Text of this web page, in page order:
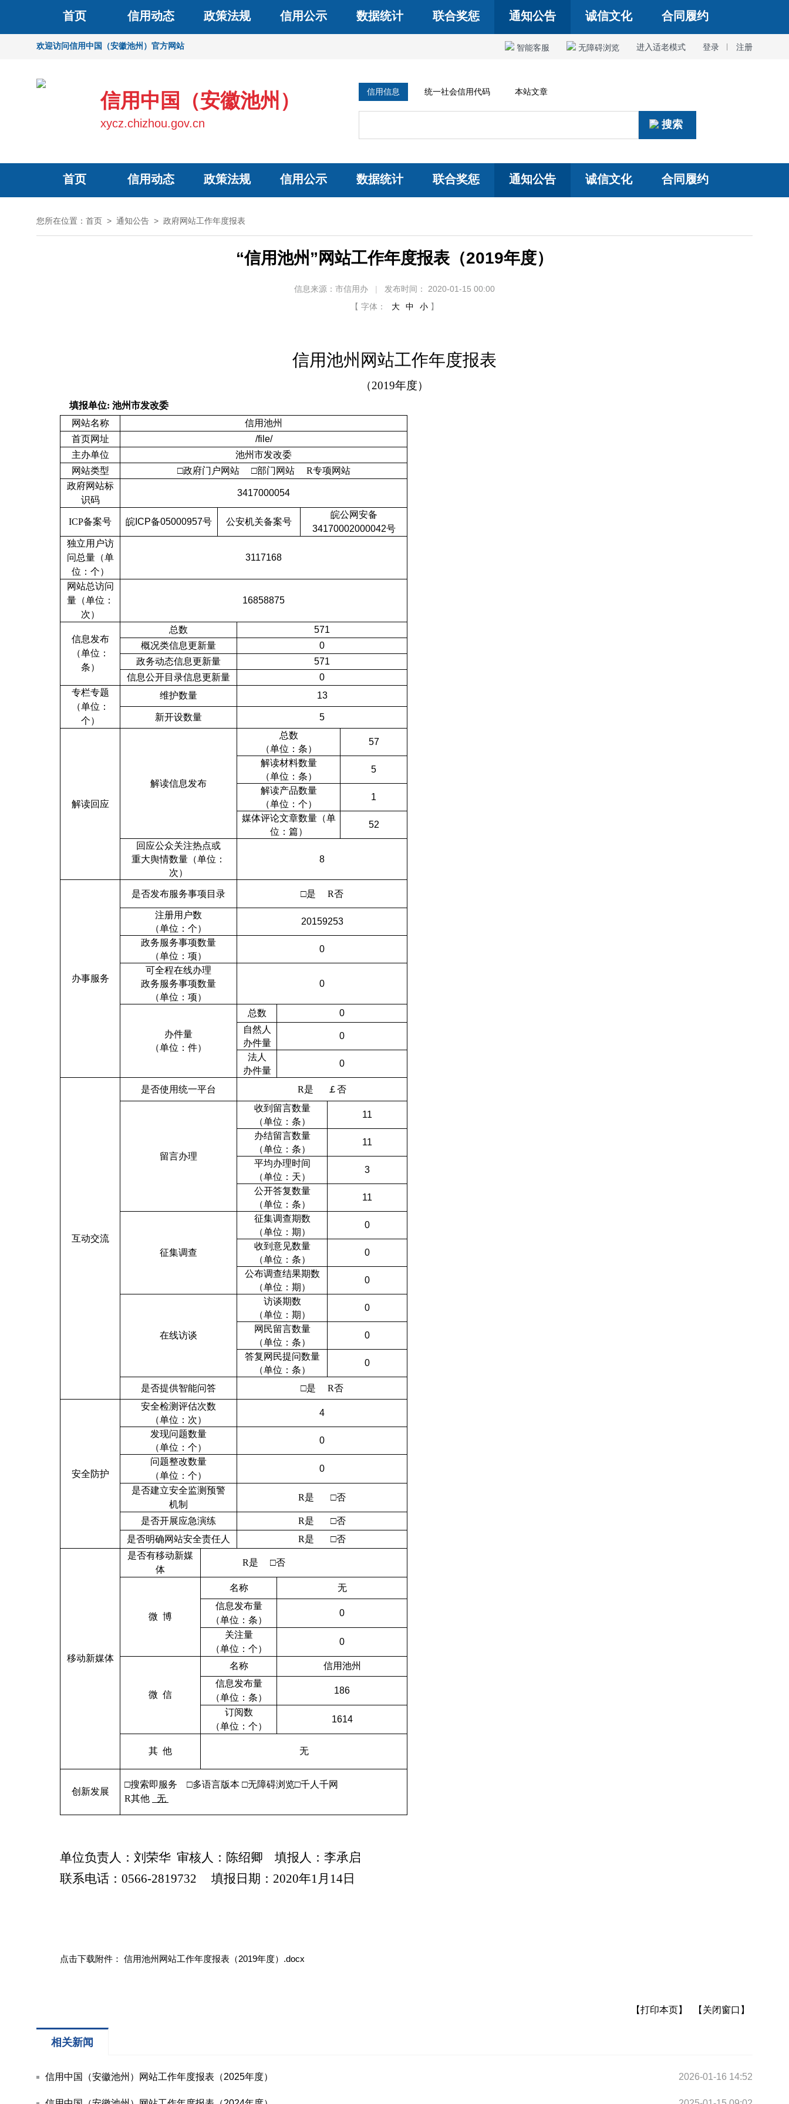
首页 信用动态 政策法规 信用公示 数据统计 联合奖惩 通知公告 诚信文化 合同履约
欢迎访问信用中国（安徽池州）官方网站 智能客服 无障碍浏览 进入适老模式 登录 注册
信用中国（安徽池州）
xycz.chizhou.gov.cn
信用信息 统一社会信用代码 本站文章
搜索
首页 信用动态 政策法规 信用公示 数据统计 联合奖惩 通知公告 诚信文化 合同履约
您所在位置： 首页 > 通知公告 > 政府网站工作年度报表
“信用池州”网站工作年度报表（2019年度）
信息来源：市信用办 |
发布时间： 2020-01-15 00:00
【 字体：
大 中 小 】
信用池州网站工作年度报表
（2019年度）
填报单位: 池州市发改委
网站名称
信用池州
首页网址
/file/
主办单位
池州市发改委
网站类型
□政府门户网站 □部门网站 R专项网站
政府网站标
识码
3417000054
ICP备案号 皖 ICP备05000957号 公安机关备案号
皖公网安备
34170002000042号
独立用户访
问总量（单
位：个）
3117168
网站总访问
量（单位：
次）
16858875
信息发布
（单位：
条）
总数
571
概况类信息更新量
0
政务动态信息更新量
571
信息公开目录信息更新量
0
专栏专题
（单位：
个）
维护数量 13
新开设数量 5
解读回应
解读信息发布
总数
（单位：条）
57
解读材料数量
（单位：条）
5
解读产品数量
（单位：个）
1
媒体评论文章数量（单
位：篇）
52
回应公众关注热点或
重大舆情数量（单位：
次）
8
办事服务
是否发布服务事项目录 □是 R否
注册用户数
（单位：个）
20159253
政务服务事项数量
（单位：项）
0
可全程在线办理
政务服务事项数量
（单位：项）
0
办件量
（单位：件）
总数
0
自然人
办件量
0
法人
办件量
0
互动交流
是否使用统一平台 R是 ￡否
留言办理
收到留言数量
（单位：条）
11
办结留言数量
（单位：条）
11
平均办理时间
（单位：天）
3
公开答复数量
（单位：条）
11
征集调查
征集调查期数
（单位：期）
0
收到意见数量
（单位：条）
0
公布调查结果期数
（单位：期）
0
在线访谈
访谈期数
（单位：期）
0
网民留言数量
（单位：条）
0
答复网民提问数量
（单位：条）
0
是否提供智能问答 □是 R否
安全防护
安全检测评估次数
（单位：次）
4
发现问题数量
（单位：个）
0
问题整改数量
（单位：个）
0
是否建立安全监测预警
机制
R是 □否
是否开展应急演练 R是 □否
是否明确网站安全责任人
R是 □否
移动新媒体
是否有移动新媒
体
R是 □否
微 博
名称
无
信息发布量
（单位：条）
0
关注量
（单位：个）
0
微 信
名称
信用池州
信息发布量
（单位：条）
186
订阅数
（单位：个）
1614
其 他 无
创新发展
□搜索即服务 □多语言版本 □无障碍浏览□千人千网
R其他 无
单位负责人：刘荣华 审核人：陈绍卿 填报人：李承启
联系电话：0566-2819732 填报日期：2020年1月14日
点击下载附件： 信用池州网站工作年度报表（2019年度）.docx
【打印本页】 【关闭窗口】
相关新闻
信用中国（安徽池州）网站工作年度报表（2025年度） 2026-01-16 14:52